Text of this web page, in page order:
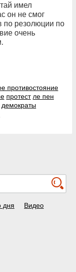
имел
он не смог
по резолюции по
очень
противостояние
протест ле пен
демократы
дня Видео